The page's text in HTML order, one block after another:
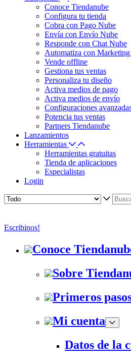
Conoce Tiendanube
Configura tu tienda
Cobra con Pago Nube
Envía con Envío Nube
Responde con Chat Nube
Automatiza con
Vende offline
Gestiona tus ventas
Personaliza tu diseño
Activa medios de pago
Activa medios de envío
Configuraciones
Potencia tus ventas
Partners Tiendanube
Lanzamientos
Herramientas
Herramientas gratuitas
Tienda de aplicaciones
Especialistas
Login
Escribinos!
Conoce
Sobre
Primeros
Mi cuenta
Datos de la